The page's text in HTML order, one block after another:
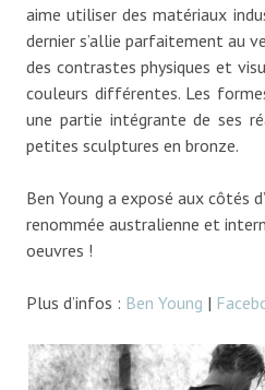
aime utiliser des matériaux
dernier s’allie parfaitement au
des contrastes physiques et
couleurs différentes. Les
une partie intégrante de ses
petites sculptures en bronze.
Ben Young a exposé aux côtés
renommée australienne et
oeuvres !
Plus d’infos : Ben Young |